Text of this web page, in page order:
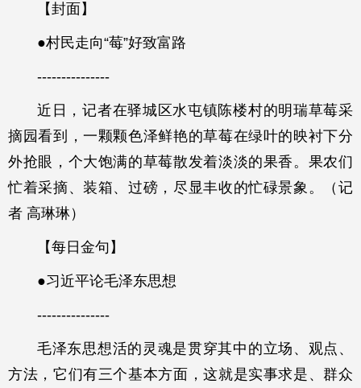
【封面】
●村民走向“莓”好致富路
---------------
近日，记者在驿城区水屯镇陈楼村的明瑞草莓采
摘园看到，一颗颗色泽鲜艳的草莓在绿叶的映衬下分
外抢眼，个大饱满的草莓散发着淡淡的果香。果农们
忙着采摘、装箱、过磅，尽显丰收的忙碌景象。（记
者 高琳琳）
【每日金句】
●习近平论毛泽东思想
---------------
毛泽东思想活的灵魂是贯穿其中的立场、观点、
方法，它们有三个基本方面，这就是实事求是、群众